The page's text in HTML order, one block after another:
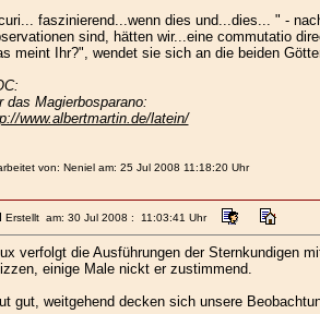
faszinierend...wenn dies und...dies... " -
sind, hätten wir...eine commutatio
meint Ihr?", wendet sie sich an die beiden
das Magierbosparano:
www.albertmartin.de/latein/
von: Neniel am: 25 Jul 2008 11:18:20 Uhr
Erstellt am: 30 Jul 2008 : 11:03:41 Uhr
verfolgt die Ausführungen der Sternkundigen
einige Male nickt er zustimmend.
gut, weitgehend decken sich unsere